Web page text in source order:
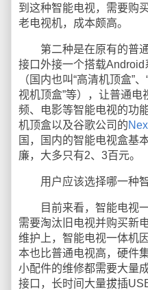
到这种智能电视，需要购
老电视机，成本颇高。
第二种是在原有的普通
接口外接一个搭载
（国内也叫“高清机顶盒”
视机顶盒”等），让普通
频、电影等智能电视的功
机顶盒以及谷歌公司的
国，国内的智能电视盒基
廉，大多只有2、3百元。
用户应该选择哪一种智
目前来看，智能电视一
需要淘汰旧电视并购买新
维护上，智能电视一体机
本也比普通电视高，硬件
小配件的维修都需要大量
接口，长时间大量拔插